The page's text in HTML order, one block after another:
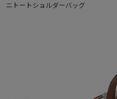
ニトートショルダーバッグ